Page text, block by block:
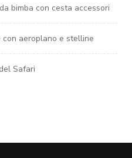
bimba con cesta accessori
con aeroplano e stelline
Safari